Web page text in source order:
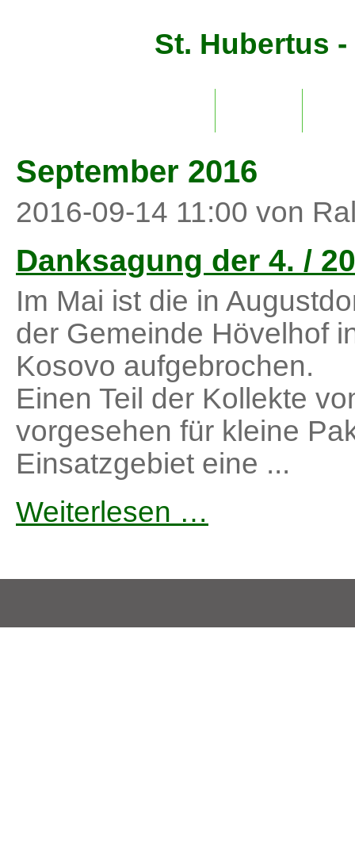
St. Hubertus
September 2016
2016-09-14 11:00 von
Danksagung der 4. /
Im Mai ist die in
der Gemeinde Hövelhof
Kosovo aufgebrochen.
Einen Teil der Kollekte
vorgesehen für kleine
Einsatzgebiet eine ...
Weiterlesen …